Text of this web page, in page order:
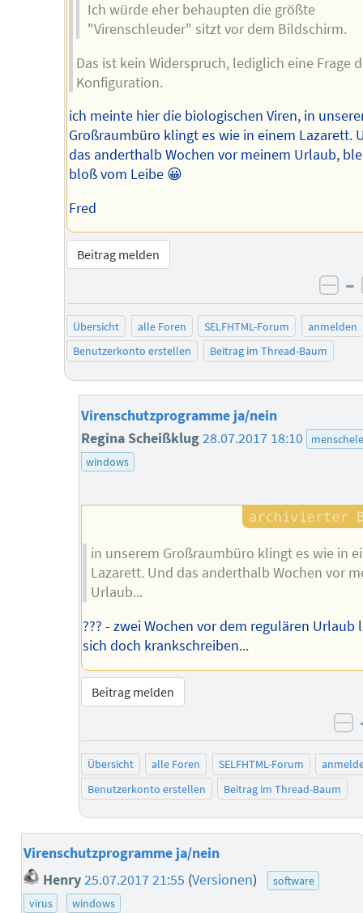
Ich würde eher behaupten die größte
"Virenschleuder" sitzt vor dem Bildschirm.
Das ist kein Widerspruch, lediglich eine Frage
Konfiguration.
ich meinte hier die biologischen Viren, in
Großraumbüro klingt es wie in einem Lazarett.
das anderthalb Wochen vor meinem Urlaub,
bloß vom Leibe 😀
Fred
Beitrag melden
–
Übersicht alle Foren SELFHTML-Forum
anmelden
Benutzerkonto erstellen
Beitrag im Thread-Baum
Virenschutzprogramme ja/nein
Regina Scheißklug28.07.2017 18:10
windows
in unserem Großraumbüro klingt es wie in
Lazarett. Und das anderthalb Wochen vor
Urlaub...
??? - zwei Wochen vor dem regulären Urlaub
sich doch krankschreiben...
Beitrag melden
Übersicht alle Foren SELFHTML-Forum
Benutzerkonto erstellen
Beitrag im Thread-Baum
Virenschutzprogramme ja/nein
Henry25.07.2017 21:55 (Versionen)
software
virus
windows